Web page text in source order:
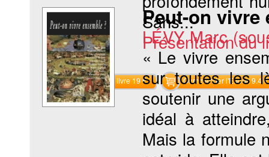
Sans...
Présentation du
Commander le livre 19 € Commander l'Ebook 9.4 €
Peut-on vivre
LÉVY Marc
« Le vivre
sur toutes les
soutenir une
idéal à
Mais la formule